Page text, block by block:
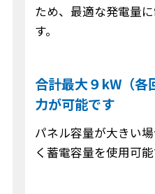
ため、最適な発電量
す。
合計最大９kW（各
力が可能です
パネル容量が大きい
く蓄電容量を使用可能